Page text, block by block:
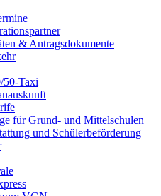
& Antragsdokumente
50-Taxi
für Grund- und Mittelschulen
und Schülerbeförderung